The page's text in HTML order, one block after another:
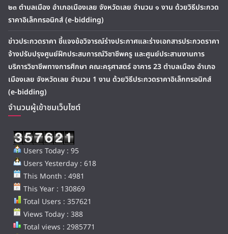
๒๓ ตำบลเมือง อำเภอเมืองเลย จังหวัดเลย จำนวน ๑ งาน ด้วยวิธีประกวด
ราคาอิเล็กทรอนิกส์ (e-bidding)
ข่าวประกวดราคา ชี้แจงข้อวิจารณ์ร่างประกาศและร่างเอกสารประกวดราคา
จ้างปรับปรุงศูนย์ฝึกประสบการณ์วิชาชีพครู และศูนย์ประสานงานการ
บริการวิชาชีพทางการศึกษา คณะครุศาสตร์ อาคาร 23 ตำบลเมือง อำเภอ
เมืองเลย จังหวัดเลย จำนวน 1 งาน ด้วยวิธีประกวดราคาอิเล็กทรอนิกส์
(e-bidding)
จำนวนผู้เข้าชมเว็บไซต์
Users Today : 95
Users Yesterday : 618
This Month : 4981
This Year : 130869
Total Users : 357621
Views Today : 388
Total views : 2985771